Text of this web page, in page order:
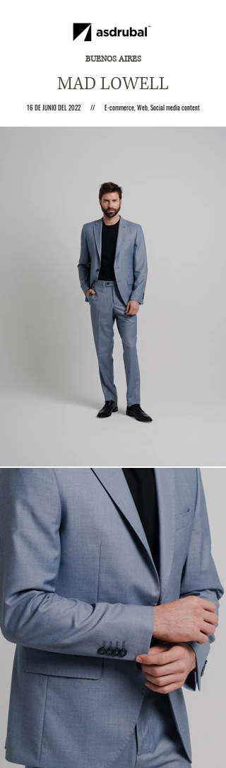
BUENOS AIRES
MAD LOWELL
16 DE JUNIO DEL 2022 // E-commerce, Web, Social media content